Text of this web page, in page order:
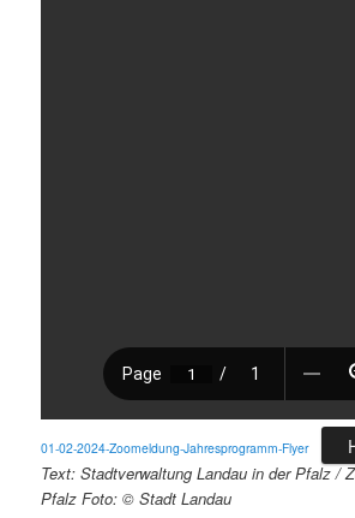
01-02-2024-Zoomeldung-Jahresprogramm-Flyer
Text: Stadtverwaltung Landau in der Pfalz /
Pfalz Foto: © Stadt Landau